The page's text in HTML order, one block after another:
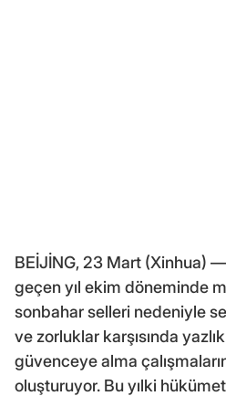
BEİJİNG, 23 Mart (Xinhua)
geçen yıl ekim döneminde
sonbahar selleri nedeniyle
ve zorluklar karşısında yazlık
güvenceye alma
oluşturuyor. Bu yılki